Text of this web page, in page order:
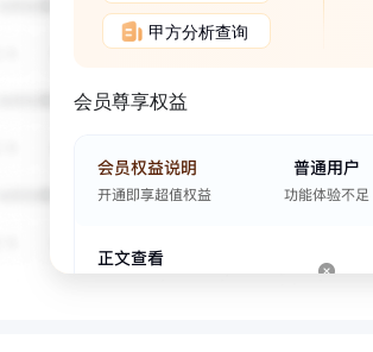
甲方分析查询
会员尊享权益